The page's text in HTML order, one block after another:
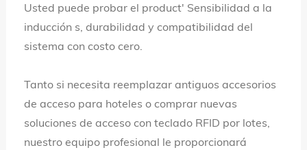
Usted puede probar el product' Sensibilidad a la
inducción s, durabilidad y compatibilidad del
sistema con costo cero.
Tanto si necesita reemplazar antiguos accesorios
de acceso para hoteles o comprar nuevas
soluciones de acceso con teclado RFID por lotes,
nuestro equipo profesional le proporcionará